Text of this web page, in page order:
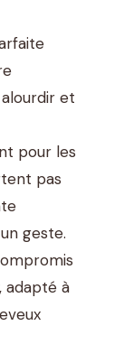
et
pour les
pas
geste.
adapté à